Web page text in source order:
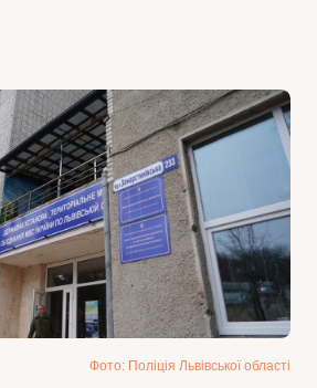
Фото: Поліція Львівської області